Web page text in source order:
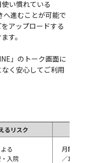
い慣れている
へ進むことが可能で
アップロードする
す。
」のトーク画面に
く安心してご利用
るリスク
る
入院
月額
／1日